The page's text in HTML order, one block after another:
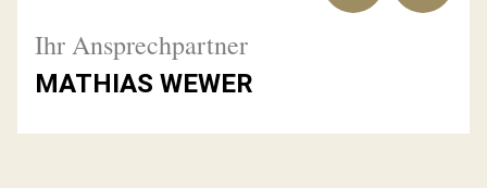
Ihr Ansprechpartner
MATHIAS WEWER